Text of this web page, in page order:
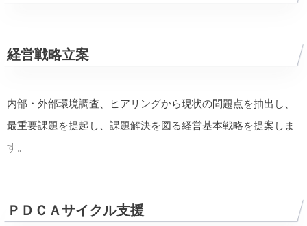
経営戦略立案
内部・外部環境調査、ヒアリングから現状の問題点を抽出し、
最重要課題を提起し、課題解決を図る経営基本戦略を提案しま
す。
ＰＤＣＡサイクル支援